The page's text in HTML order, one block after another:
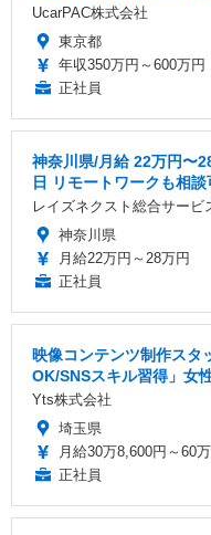
UcarPAC株式会社
東京都
年収350万円～600万円
正社員
神奈川県/月給 22万円〜
日 リモートワークも相談
レイズネクスト総合サービ
神奈川県
月給22万円～28万円
正社員
映像コンテンツ制作スタ
OK/SNSスキル習得」女
Yts株式会社
埼玉県
月給30万8,600円～60
正社員